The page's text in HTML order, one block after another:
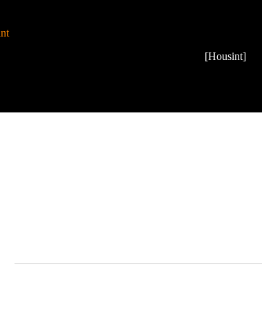
[Housint]